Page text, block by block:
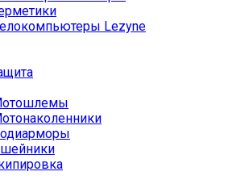
Lezyne